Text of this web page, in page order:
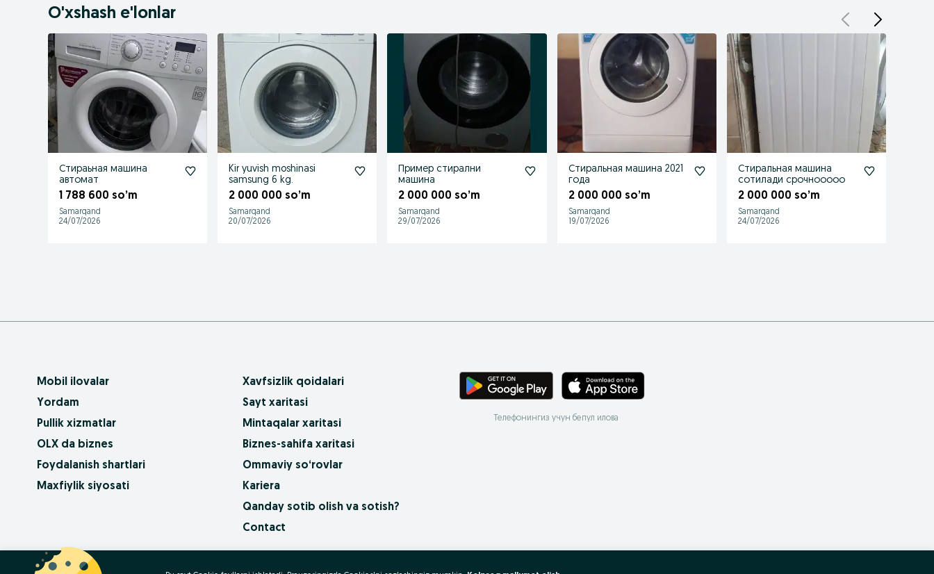
O'xshash e'lonlar
Стираьная машина
автомат
1 788 600 so’m
Samarqand
24/07/2026
Kir yuvish moshinasi
samsung 6 kg.
2 000 000 so’m
Samarqand
20/07/2026
Пример стирални
машина
2 000 000 so’m
Samarqand
29/07/2026
Стиральная машина 2021
года
2 000 000 so’m
Samarqand
19/07/2026
Стиральная машина
сотилади срочнооооо
2 000 000 so’m
Samarqand
24/07/2026
Mobil ilovalar
Yordam
Pullik xizmatlar
OLX da biznes
Foydalanish shartlari
Maxfiylik siyosati
Xavfsizlik qoidalari
Sayt xaritasi
Mintaqalar xaritasi
Biznes-sahifa xaritasi
Ommaviy so‘rovlar
Kariera
Qanday sotib olish va sotish?
Contact
Телефонингиз учун бепул илова
OLX.bg